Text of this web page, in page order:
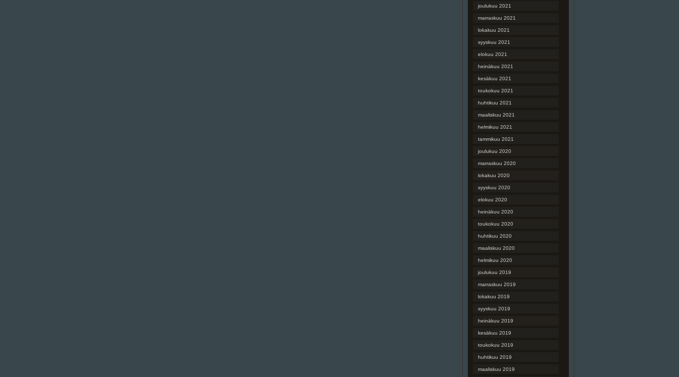
joulukuu 2021
marraskuu 2021
lokakuu 2021
syyskuu 2021
elokuu 2021
heinäkuu 2021
kesäkuu 2021
toukokuu 2021
huhtikuu 2021
maaliskuu 2021
helmikuu 2021
tammikuu 2021
joulukuu 2020
marraskuu 2020
lokakuu 2020
syyskuu 2020
elokuu 2020
heinäkuu 2020
toukokuu 2020
huhtikuu 2020
maaliskuu 2020
helmikuu 2020
joulukuu 2019
marraskuu 2019
lokakuu 2019
syyskuu 2019
heinäkuu 2019
kesäkuu 2019
toukokuu 2019
huhtikuu 2019
maaliskuu 2019